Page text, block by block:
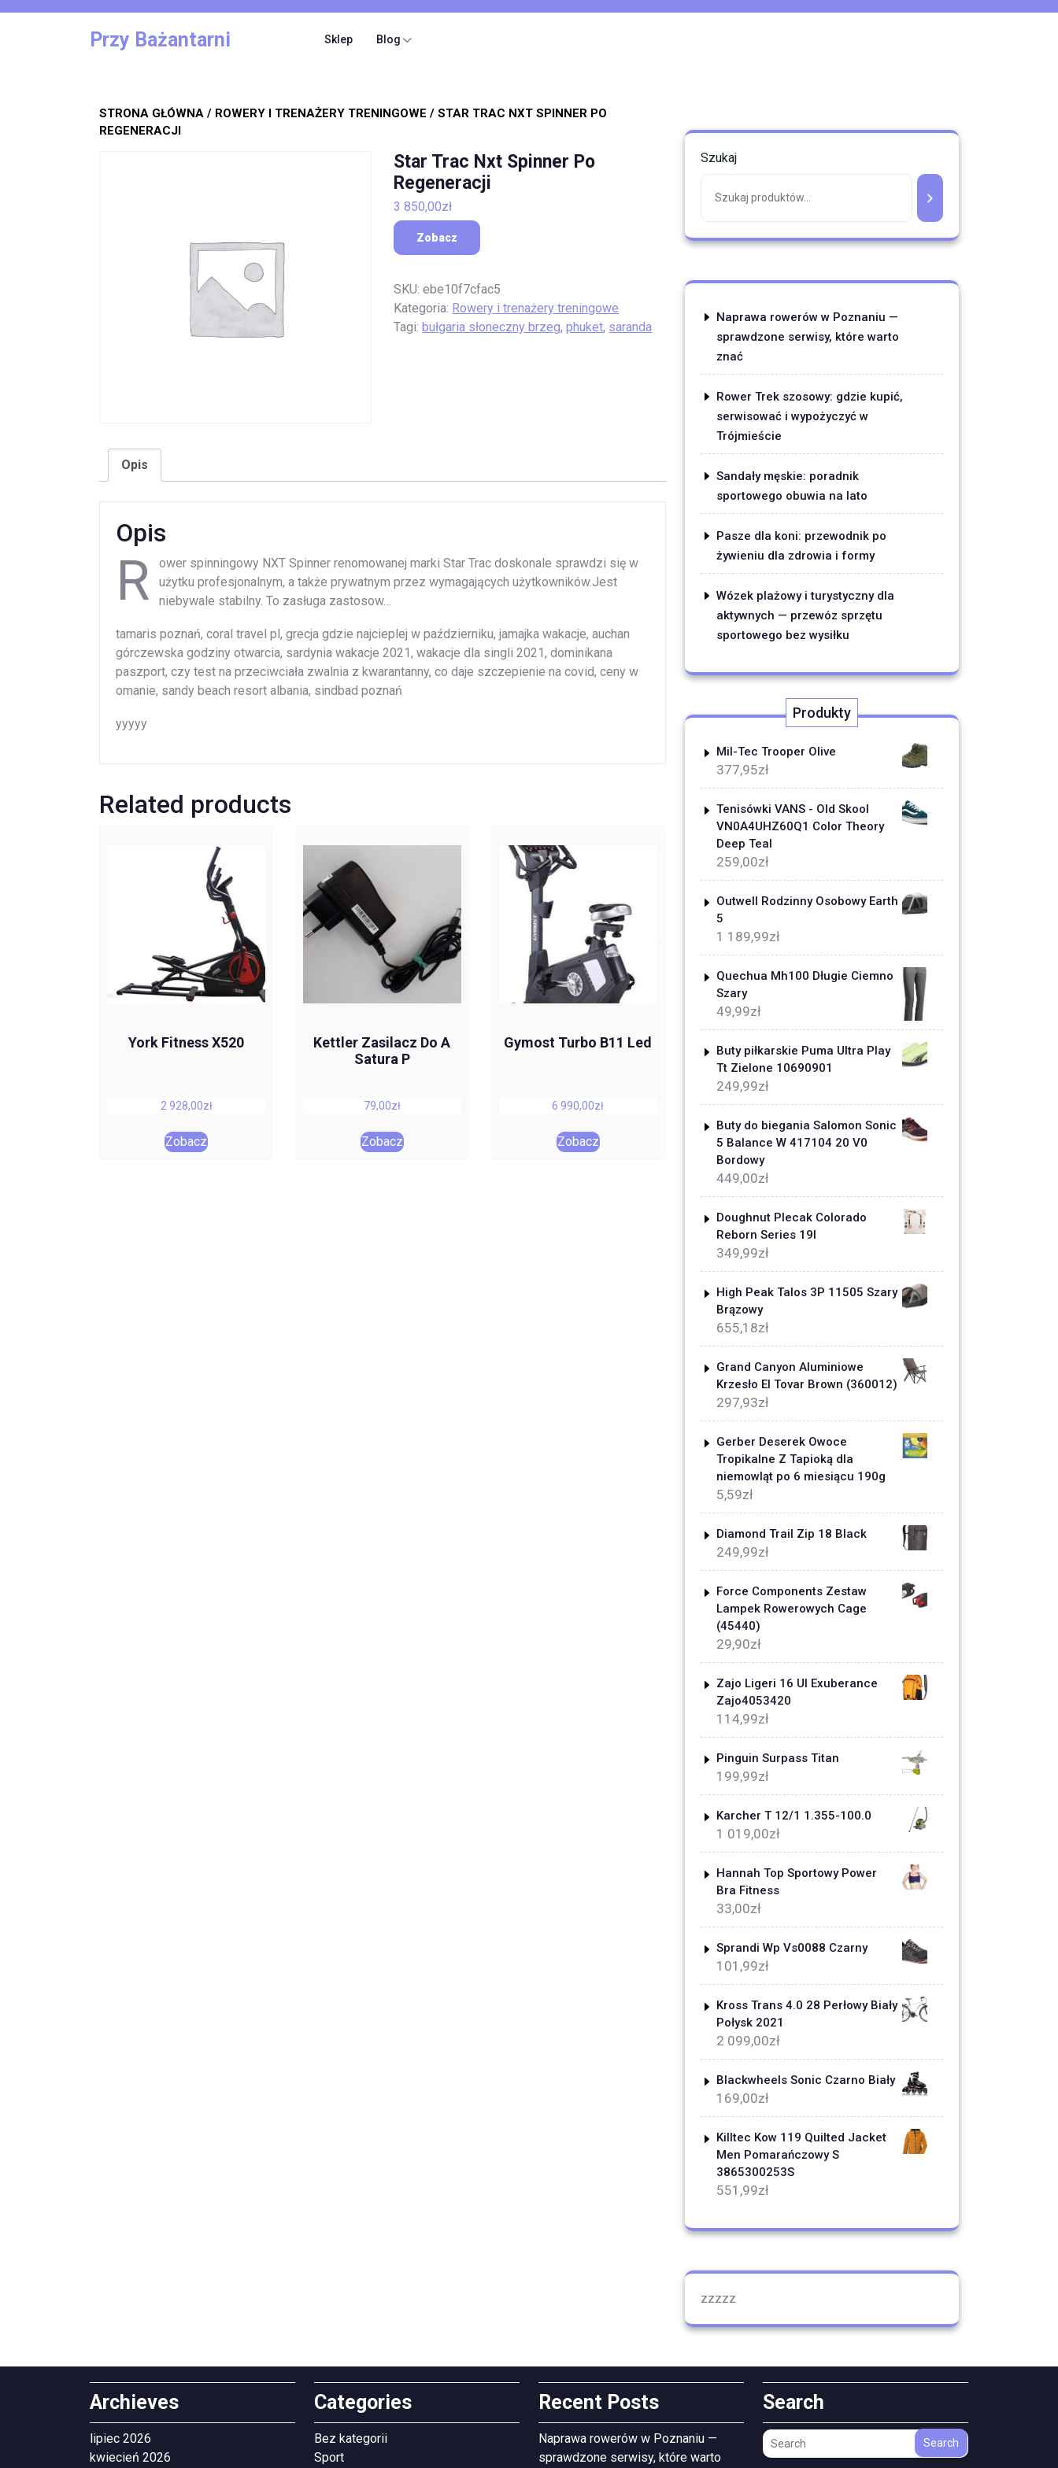
Przy Bażantarni Sklep Blog
STRONA GŁÓWNA / ROWERY I TRENAŻERY TRENINGOWE / STAR TRAC NXT SPINNER PO
REGENERACJI
Star Trac Nxt Spinner Po
Regeneracji
3 850,00zł
Zobacz
SKU:ebe10f7cfac5
Kategoria: Rowery i trenażery treningowe
Tagi:bułgaria słoneczny brzeg,phuket, saranda
Opis
Opis
R
ower spinningowy NXT Spinner renomowanej marki Star Trac doskonale sprawdzi się w
użytku profesjonalnym, a także prywatnym przez wymagających użytkowników.Jest
niebywale stabilny. To zasługa zastosow…
tamaris poznań, coral travel pl, grecja gdzie najcieplej w październiku, jamajka wakacje, auchan
górczewska godziny otwarcia, sardynia wakacje 2021, wakacje dla singli 2021, dominikana
paszport, czy test na przeciwciała zwalnia z kwarantanny, co daje szczepienie na covid, ceny w
omanie, sandy beach resort albania, sindbad poznań
yyyyy
Related products
York Fitness X520
2 928,00zł
Zobacz
Kettler Zasilacz Do A
Satura P
79,00zł
Zobacz
Gymost Turbo B11 Led
6 990,00zł
Zobacz
Szukaj
Naprawa rowerów w Poznaniu —
sprawdzone serwisy, które warto
znać
Rower Trek szosowy: gdzie kupić,
serwisować i wypożyczyć w
Trójmieście
Sandały męskie: poradnik
sportowego obuwia na lato
Pasze dla koni: przewodnik po
żywieniu dla zdrowia i formy
Wózek plażowy i turystyczny dla
aktywnych — przewóz sprzętu
sportowego bez wysiłku
Produkty
Mil-Tec Trooper Olive
377,95zł
Tenisówki VANS - Old Skool
VN0A4UHZ60Q1 Color Theory
Deep Teal
259,00zł
Outwell Rodzinny Osobowy Earth
5
1 189,99zł
Quechua Mh100 Długie Ciemno
Szary
49,99zł
Buty piłkarskie Puma Ultra Play
Tt Zielone 10690901
249,99zł
Buty do biegania Salomon Sonic
5 Balance W 417104 20 V0
Bordowy
449,00zł
Doughnut Plecak Colorado
Reborn Series 19l
349,99zł
High Peak Talos 3P 11505 Szary
Brązowy
655,18zł
Grand Canyon Aluminiowe
Krzesło El Tovar Brown (360012)
297,93zł
Gerber Deserek Owoce
Tropikalne Z Tapioką dla
niemowląt po 6 miesiącu 190g
5,59zł
Diamond Trail Zip 18 Black
249,99zł
Force Components Zestaw
Lampek Rowerowych Cage
(45440)
29,90zł
Zajo Ligeri 16 Ul Exuberance
Zajo4053420
114,99zł
Pinguin Surpass Titan
199,99zł
Karcher T 12/1 1.355-100.0
1 019,00zł
Hannah Top Sportowy Power
Bra Fitness
33,00zł
Sprandi Wp Vs0088 Czarny
101,99zł
Kross Trans 4.0 28 Perłowy Biały
Połysk 2021
2 099,00zł
Blackwheels Sonic Czarno Biały
169,00zł
Killtec Kow 119 Quilted Jacket
Men Pomarańczowy S
3865300253S
551,99zł
zzzzz
Archieves
lipiec 2026
kwiecień 2026
Categories
Bez kategorii
Sport
Recent Posts
Naprawa rowerów w Poznaniu —
sprawdzone serwisy, które warto
Search
Search